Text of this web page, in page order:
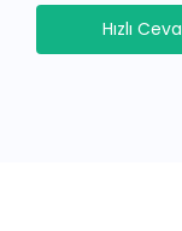
Hızlı